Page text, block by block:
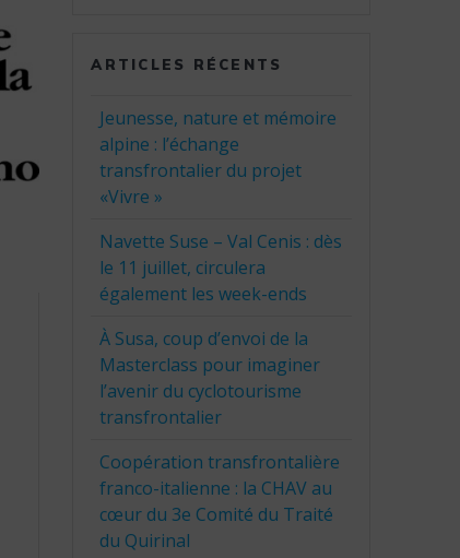
ARTICLES RÉCENTS
Jeunesse, nature et mémoire
alpine : l’échange
transfrontalier du projet
«Vivre »
Navette Suse – Val Cenis : dès
le 11 juillet, circulera
également les week-ends
À Susa, coup d’envoi de la
Masterclass pour imaginer
l’avenir du cyclotourisme
transfrontalier
Coopération transfrontalière
franco-italienne : la CHAV au
cœur du 3e Comité du Traité
du Quirinal